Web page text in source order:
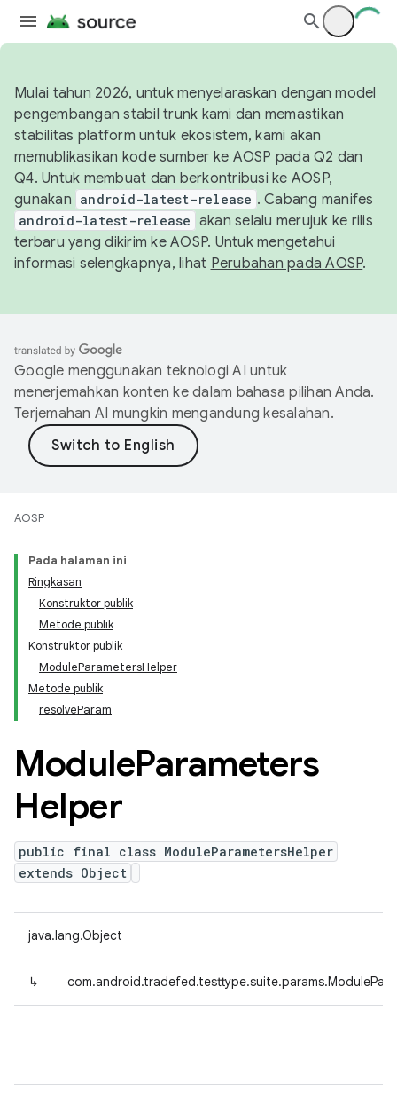
Mulai tahun 2026, untuk menyelaraskan dengan model
pengembangan stabil trunk kami dan memastikan
stabilitas platform untuk ekosistem, kami akan
memublikasikan kode sumber ke AOSP pada Q2 dan
Q4. Untuk membuat dan berkontribusi ke AOSP,
gunakan android-latest-release . Cabang manifes
android-latest-release akan selalu merujuk ke rilis
terbaru yang dikirim ke AOSP. Untuk mengetahui
informasi selengkapnya, lihat Perubahan pada AOSP.
Google menggunakan teknologi AI untuk
menerjemahkan konten ke dalam bahasa pilihan Anda.
Terjemahan AI mungkin mengandung kesalahan.
AOSP
Pada halaman ini
Ringkasan
Konstruktor publik
Metode publik
Konstruktor publik
ModuleParametersHelper
Metode publik
resolveParam
ModuleParameters
Helper
public final class ModuleParametersHelper
extends Object
java.lang.Object
↳